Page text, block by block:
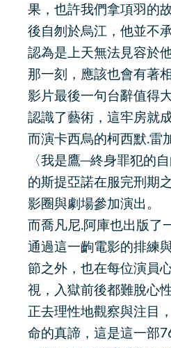
果，也許我們拿項羽的
後自刎於烏江，他並不
認為是上天無法見容於
那一刻，應該也會有著
影片最後一句台辭值得
認識了藝術，這牢房就
而演卡西烏的柯西默.雷
〈我是鷹─終身罪犯的
的斯提亞諾在服完刑期
影圈與劇場參加演出。
而喬凡尼.阿庫也出版了
通過這一齣電影的排練
節之外，也在每位演員
視，入獄前後都難脫心
正去理性地觀察與注目
命的真諦，這是這一部